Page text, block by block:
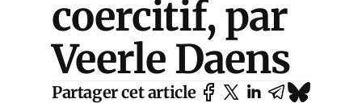
coercitif, par
Veerle Daens
Partager cet article